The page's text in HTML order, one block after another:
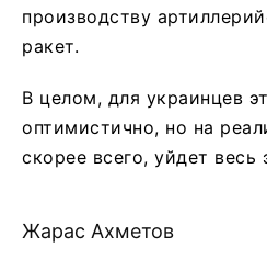
производству
ракет.
В целом, для украинцев
оптимистично, но на
скорее всего, уйдет весь
Жарас Ахметов